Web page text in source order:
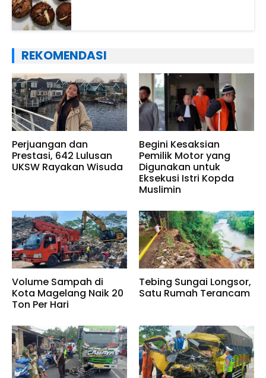
REKOMENDASI
Perjuangan dan
Prestasi, 642 Lulusan
UKSW Rayakan Wisuda
Begini Kesaksian
Pemilik Motor yang
Digunakan untuk
Eksekusi Istri Kopda
Muslimin
Volume Sampah di
Kota Magelang Naik 20
Ton Per Hari
Tebing Sungai Longsor,
Satu Rumah Terancam